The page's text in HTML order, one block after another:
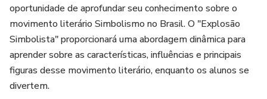
oportunidade de aprofundar seu conhecimento sobre o
movimento literário Simbolismo no Brasil. O "Explosão
Simbolista" proporcionará uma abordagem dinâmica para
aprender sobre as características, influências e principais
figuras desse movimento literário, enquanto os alunos se
divertem.